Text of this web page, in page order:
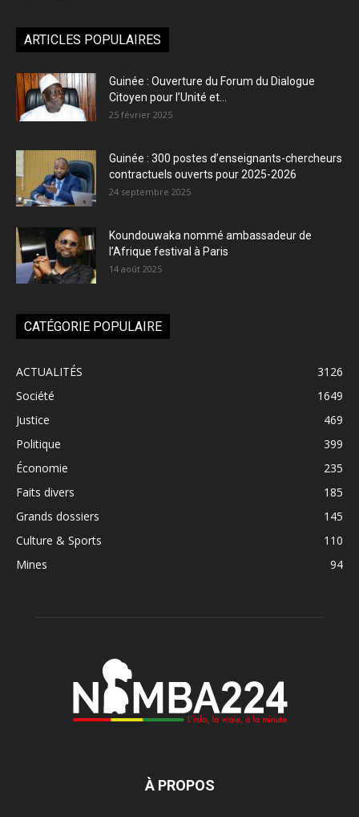
ARTICLES POPULAIRES
Guinée : Ouverture du Forum du Dialogue
Citoyen pour l’Unité et...
25 février 2025
Guinée : 300 postes d’enseignants-chercheurs
contractuels ouverts pour 2025-2026
24 septembre 2025
Koundouwaka nommé ambassadeur de
l’Afrique festival à Paris
14 août 2025
CATÉGORIE POPULAIRE
ACTUALITÉS
3126
Société
1649
Justice
469
Politique
399
Économie
235
Faits divers
185
Grands dossiers
145
Culture & Sports
110
Mines
94
À PROPOS